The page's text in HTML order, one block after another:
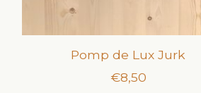
Pomp de Lux Jurk
€8,50